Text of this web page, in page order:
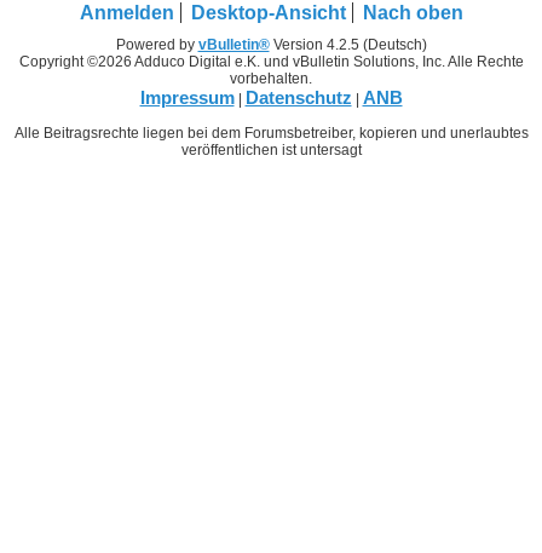
Anmelden Desktop-Ansicht Nach oben
Powered by vBulletin®Version 4.2.5 (Deutsch)
Copyright ©2026 Adduco Digital e.K. und vBulletin Solutions, Inc. Alle Rechte
vorbehalten.
Impressum| Datenschutz | ANB
Alle Beitragsrechte liegen bei dem Forumsbetreiber, kopieren und unerlaubtes
veröffentlichen ist untersagt